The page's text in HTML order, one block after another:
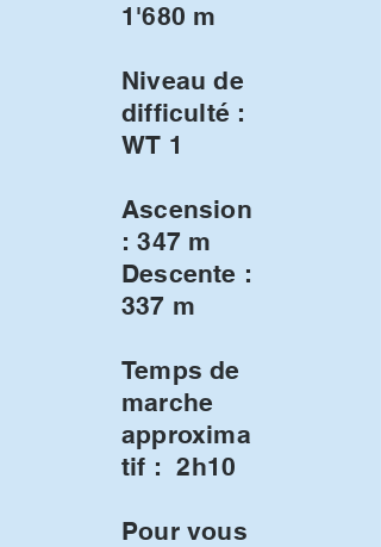
1'680 m
Niveau de
difficulté :
WT 1
Ascension
: 347 m
Descente :
337 m
Temps de
marche
approxima
tif : 2h10
Pour vous